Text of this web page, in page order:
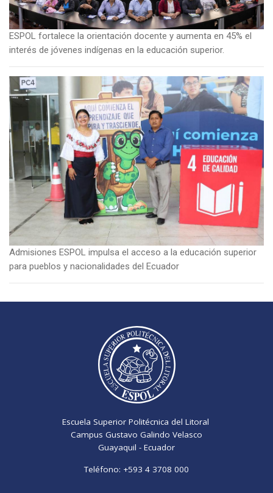
ESPOL fortalece la orientación docente y aumenta en 45% el
interés de jóvenes indígenas en la educación superior.
Imagen
Admisiones ESPOL impulsa el acceso a la educación superior
para pueblos y nacionalidades del Ecuador
Escuela Superior Politécnica del Litoral
Campus Gustavo Galindo Velasco
Guayaquil - Ecuador
Teléfono: +593 4 3708 000